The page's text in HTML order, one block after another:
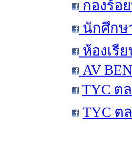
กองร้อ
นักศึกษ
ห้องเรี
AV
TYC ต
TYC ต